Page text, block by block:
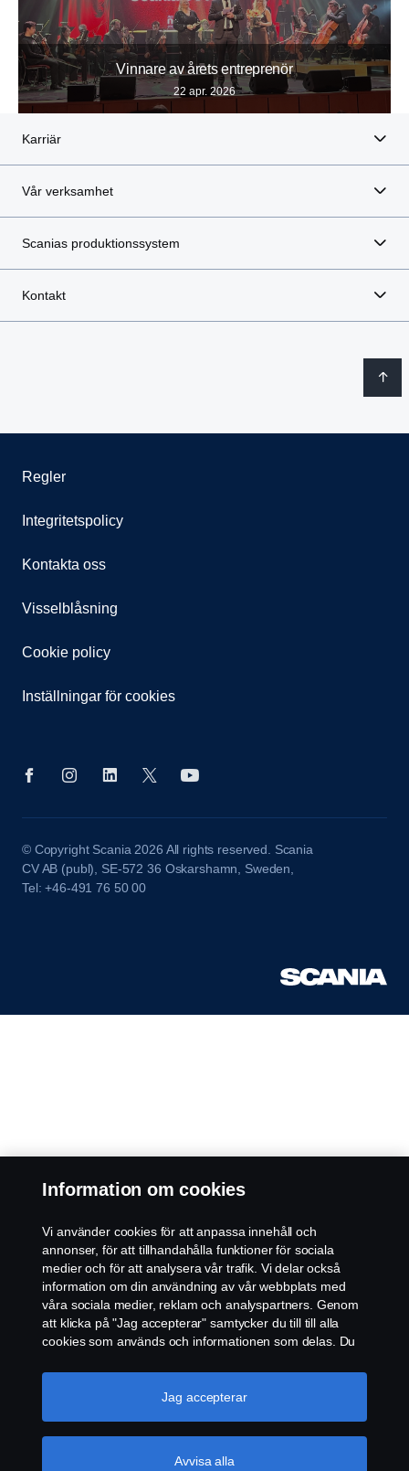
Vinnare av årets entreprenör
22 apr. 2026
Karriär
Vår verksamhet
Scanias produktionssystem
Kontakt
Regler
Integritetspolicy
Kontakta oss
Visselblåsning
Cookie policy
Inställningar för cookies
© Copyright Scania 2026 All rights reserved. Scania
CV AB (publ), SE-572 36 Oskarshamn, Sweden,
Tel: +46-491 76 50 00
Information om cookies
Vi använder cookies för att anpassa innehåll och
annonser, för att tillhandahålla funktioner för sociala
medier och för att analysera vår trafik. Vi delar också
information om din användning av vår webbplats med
våra sociala medier, reklam och analyspartners. Genom
att klicka på "Jag accepterar" samtycker du till till alla
cookies som används och informationen som delas. Du
"Cookie-inställningar" och välja de kategorier du vill
acceptera. För en mer detaljerad förklaring av hur vi
Avvisa alla
Jag accepterar